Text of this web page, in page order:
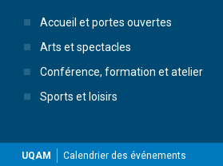
Accueil et portes ouvertes
Arts et spectacles
Conférence, formation et atelier
Sports et loisirs
UQAM Calendrier des événements